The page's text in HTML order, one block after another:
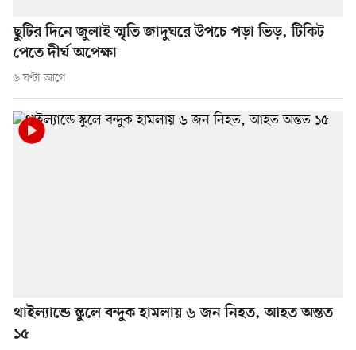
ছুটির দিনে জুলাই স্মৃতি জাদুঘরে উপচে পড়া ভিড়, টিকিট
পেতে দীর্ঘ অপেক্ষা
৬ ঘণ্টা আগে
থাইল্যান্ডে স্কুলে বন্দুক হামলায় ৬ জন নিহত, আহত অন্তত
১৫